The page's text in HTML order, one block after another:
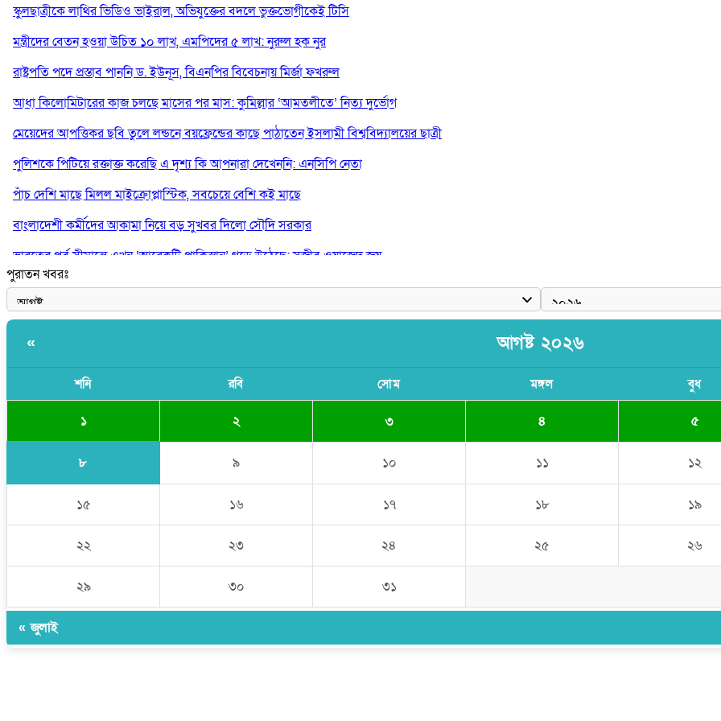
স্কুলছাত্রীকে লাথির ভিডিও ভাইরাল, অভিযুক্তের বদলে ভুক্তভোগীকেই টিসি
মন্ত্রীদের বেতন হওয়া উচিত ১০ লাখ, এমপিদের ৫ লাখ: নুরুল হক নুর
রাষ্ট্রপতি পদে প্রস্তাব পাননি ড. ইউনূস, বিএনপির বিবেচনায় মির্জা ফখরুল
আধা কিলোমিটারের কাজ চলছে মাসের পর মাস: কুমিল্লার ‘আমতলীতে’ নিত্য দুর্ভোগ
মেয়েদের আপত্তিকর ছবি তুলে লন্ডনে বয়ফ্রেন্ডের কাছে পাঠাতেন ইসলামী বিশ্ববিদ্যালয়ের ছাত্রী
পুলিশকে পিটিয়ে রক্তাক্ত করেছি এ দৃশ্য কি আপনারা দেখেননি: এনসিপি নেতা
পাঁচ দেশি মাছে মিলল মাইক্রোপ্লাস্টিক, সবচেয়ে বেশি কই মাছে
বাংলাদেশী কর্মীদের আকামা নিয়ে বড় সুখবর দিলো সৌদি সরকার
ভারতের পূর্ব সীমান্তে এখন ‘আরেকটি পাকিস্তান’ গড়ে উঠেছে: সজীব ওয়াজেদ জয়
সাকিব আল হাসানের বাড়িতে আগুন, পেট্রলবোমা বিস্ফোরণ
পুরাতন খবরঃ
« আগষ্ট ২০২৬
শনি রবি সোম মঙ্গল বুধ
১ ২ ৩ ৪ ৫
৮ ৯ ১০ ১১ ১২
১৫ ১৬ ১৭ ১৮ ১৯
২২ ২৩ ২৪ ২৫ ২৬
২৯ ৩০ ৩১
« জুলাই